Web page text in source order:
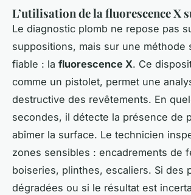
L’utilisation de la fluorescence X
Le diagnostic plomb ne repose pas
suppositions, mais sur une méthode
fiable : la fluorescence X. Ce
comme un pistolet, permet une
destructive des revêtements. En
secondes, il détecte la présence de
abîmer la surface. Le technicien
zones sensibles : encadrements de
boiseries, plinthes, escaliers. Si des
dégradées ou si le résultat est